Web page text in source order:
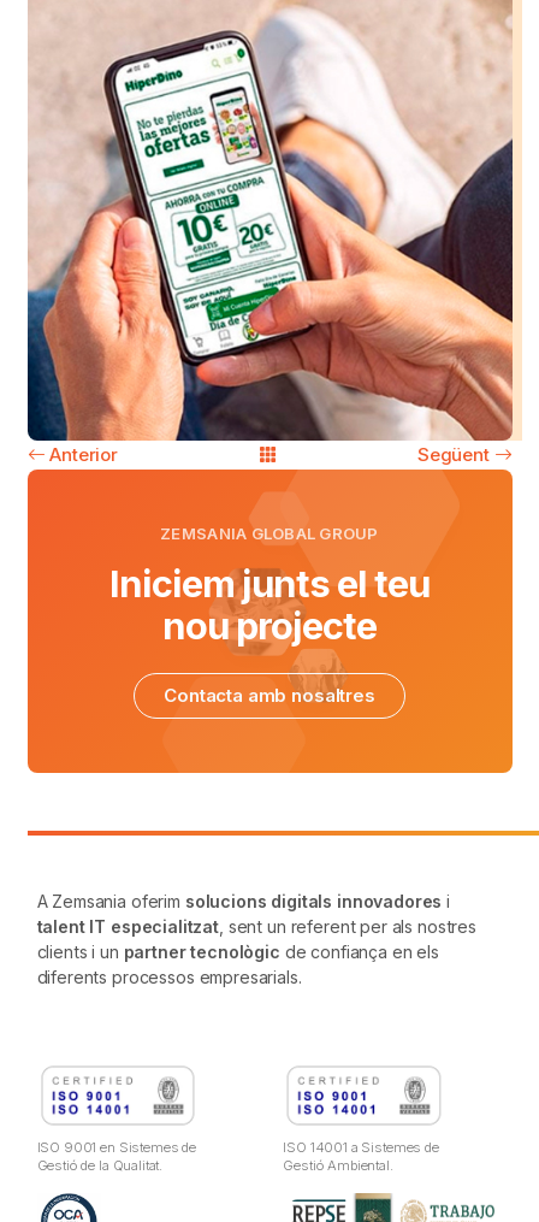
Anterior Següent
ZEMSANIA GLOBAL GROUP
Iniciem junts el teu
nou projecte
Contacta amb nosaltres
A Zemsania oferim solucions digitals innovadores i
talent IT especialitzat, sent un referent per als nostres
clients i un partner tecnològic de confiança en els
diferents processos empresarials.
ISO 9001 en Sistemes de
Gestió de la Qualitat.
ISO 14001 a Sistemes de
Gestió Ambiental.